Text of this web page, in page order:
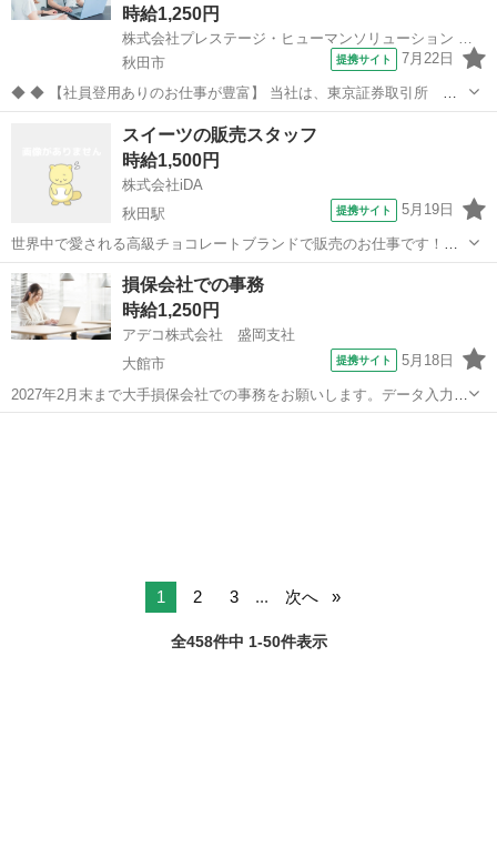
時給1,250円
秋田市
提携サイト 7月22日
◆ ◆ 【社員登用ありのお仕事が豊富】 当社は、東京証券取引所 プ
ライム市場である株式会社プレステージ・インターナショナルのグル
ープ企業です。 グループ内のお仕事が豊富で、派遣社員としてご就業
いただいた後に社員登用された...
一般事務
スイーツの販売スタッフ
時給1,500円
株式会社iDA
秋田駅
提携サイト 5月19日
世界中で愛される高級チョコレートブランドで販売のお仕事です！
「日頃世話になっている方へ」「自分への特別なご褒美に」 様々なシ
ーンにフィットするチョコレートを、 沢山の人たちにお届けするお仕
事です。 【具体的には・・・】...
秋田 秋田市 秋田駅 電話対応
損保会社での事務
時給1,250円
アデコ株式会社 盛岡支社
大館市
提携サイト 5月18日
2027年2月末まで大手損保会社での事務をお願いします。データ入力・
チェック、社員さんへの電話取次、書類チェック、ファイリング等を
1 2 3 ... 次へ
全458件中 1-50件表示